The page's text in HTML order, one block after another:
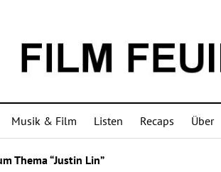
Musik & Film Listen Recaps Über
Thema “Justin Lin”